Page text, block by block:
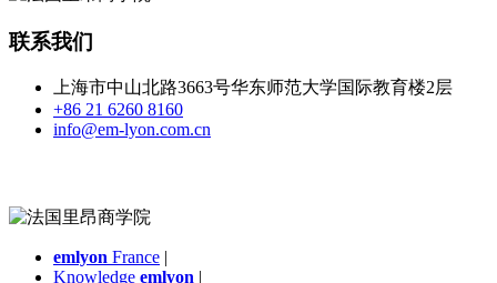
联系我们
上海市中山北路3663号华东师范大学国际教育楼2层
+86 21 6260 8160
info@em-lyon.com.cn
emlyon France |
Knowledge emlyon |